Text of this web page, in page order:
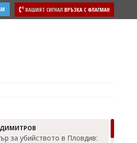
ВАШИЯТ СИГНАЛ ВРЪЗКА С ФЛАГМАН
за убийството в Пловдив: